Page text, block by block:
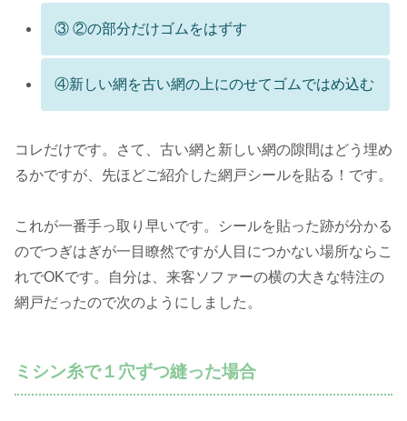
③ ②の部分だけゴムをはずす
④新しい網を古い網の上にのせてゴムではめ込む
コレだけです。さて、古い網と新しい網の隙間はどう埋め
るかですが、先ほどご紹介した網戸シールを貼る！です。
これが一番手っ取り早いです。シールを貼った跡が分かる
のでつぎはぎが一目瞭然ですが人目につかない場所ならこ
れでOKです。自分は、来客ソファーの横の大きな特注の
網戸だったので次のようにしました。
ミシン糸で１穴ずつ縫った場合